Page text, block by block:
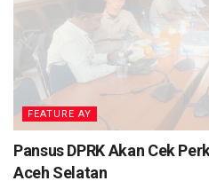
FEATURE AY
Pansus DPRK Akan Cek
Aceh Selatan